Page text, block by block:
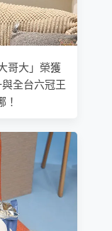
哥大」榮獲
全台六冠王
！